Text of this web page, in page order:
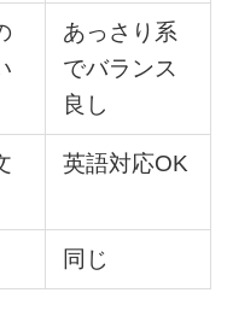
あっさり系
でバランス
良し
英語対応OK
同じ